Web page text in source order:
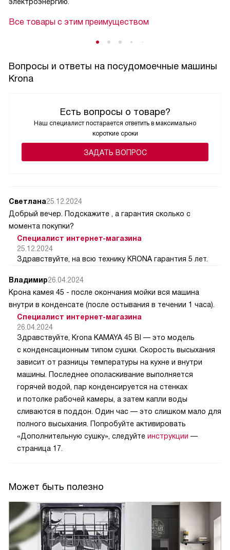
электроэнергию.
Все товары с этим преимуществом
Вопросы и ответы на посудомоечные машины
Krona
Есть вопросы о товаре?
Наш специалист постарается ответить в максимально
короткие сроки
ЗАДАТЬ ВОПРОС
Светлана25.12.2024
Добрый вечер. Подскажите , а гарантия сколько с
момента покупки?
Специалист интернет-магазина
25.12.2024
Здравствуйте, на всю технику KRONA гарантия 5 лет.
Владимир26.04.2024
Крона камея 45 - после окончания мойки вся машина
внутри в конденсате (после остывания в течении 1 часа).
Специалист интернет-магазина
26.04.2024
Здравствуйте, Krona KAMAYA 45 BI — это модель
с конденсационным типом сушки. Скорость высыхания
зависит от разницы температуры на кухне и внутри
машины. Последнее ополаскивание выполняется
горячей водой, пар конденсируется на стенках
и потолке рабочей камеры, а затем капли воды
сливаются в поддон. Один час — это слишком мало для
полного высыхания. Попробуйте активировать
«Дополнительную сушку», следуйте инструкции —
страница 17.
Может быть полезно